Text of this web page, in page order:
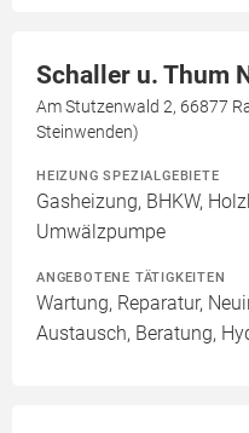
Schaller u. Thum
Am Stutzenwald 2, 66877
Steinwenden)
HEIZUNG SPEZIALGEBIETE
Gasheizung, BHKW,
Umwälzpumpe
ANGEBOTENE TÄTIGKEITEN
Wartung, Reparatur,
Austausch, Beratung,